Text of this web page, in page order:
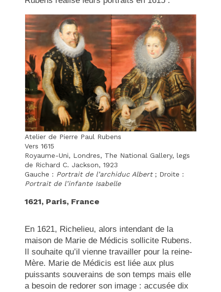
Atelier de Pierre Paul Rubens
Vers 1615
Royaume-Uni, Londres, The National Gallery, legs
de Richard C. Jackson, 1923
Gauche : Portrait de l’archiduc Albert; Droite :
Portrait de l’infante Isabelle
1621, Paris, France
En 1621, Richelieu, alors intendant de la
maison de Marie de Médicis sollicite Rubens.
Il souhaite qu’il vienne travailler pour la reine-
Mère. Marie de Médicis est liée aux plus
puissants souverains de son temps mais elle
a besoin de redorer son image : accusée dix